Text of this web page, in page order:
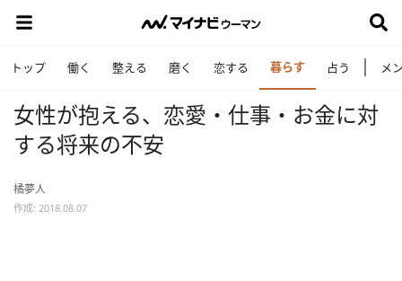
トップ 働く 整える 磨く 恋する 暮らす 占う メ
女性が抱える、恋愛・仕事・お金に対
する将来の不安
橘夢人
作成: 2018.08.07